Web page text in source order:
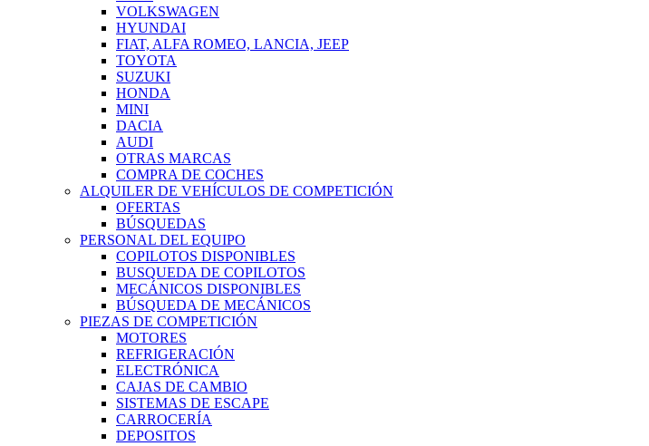
VOLKSWAGEN
HYUNDAI
FIAT, ALFA ROMEO, LANCIA, JEEP
TOYOTA
SUZUKI
HONDA
MINI
DACIA
AUDI
OTRAS MARCAS
COMPRA DE COCHES
ALQUILER DE VEHÍCULOS DE COMPETICIÓN
OFERTAS
BÚSQUEDAS
PERSONAL DEL EQUIPO
COPILOTOS DISPONIBLES
BUSQUEDA DE COPILOTOS
MECÁNICOS DISPONIBLES
BÚSQUEDA DE MECÁNICOS
PIEZAS DE COMPETICIÓN
MOTORES
REFRIGERACIÓN
ELECTRÓNICA
CAJAS DE CAMBIO
SISTEMAS DE ESCAPE
CARROCERÍA
DEPOSITOS